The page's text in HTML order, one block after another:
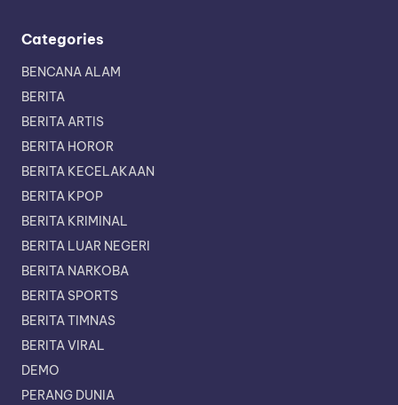
Categories
BENCANA ALAM
BERITA
BERITA ARTIS
BERITA HOROR
BERITA KECELAKAAN
BERITA KPOP
BERITA KRIMINAL
BERITA LUAR NEGERI
BERITA NARKOBA
BERITA SPORTS
BERITA TIMNAS
BERITA VIRAL
DEMO
PERANG DUNIA